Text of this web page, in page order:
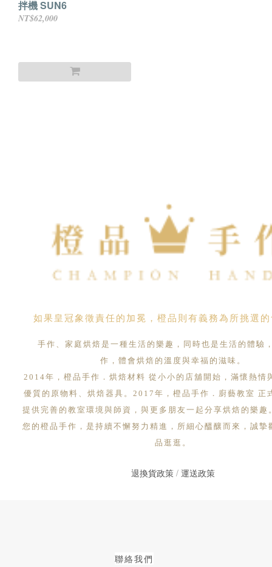
拌機 SUN6
NT$62,000
如果皇冠象徵責任的加冕，橙品則有義務為所挑選
手作、家庭烘焙是一種生活的樂趣，同時也是生活的體驗
作，體會烘焙的溫度與幸福的滋味。
2014年，橙品手作．烘焙材料 從小小的店舖開始，滿懷熱情
優質的原物料、烘焙器具。2017年，橙品手作．廚藝教室 正
提供完善的教室環境與師資，與更多朋友一起分享烘焙的樂趣
您的橙品手作，是持續不懈努力精進，所細心醞釀而來，誠摯
品逛逛。
退換貨政策/ 運送政策
聯絡我們